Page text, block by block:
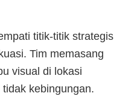
titik-titik strategis
Tim memasang
visual di lokasi
kebingungan.